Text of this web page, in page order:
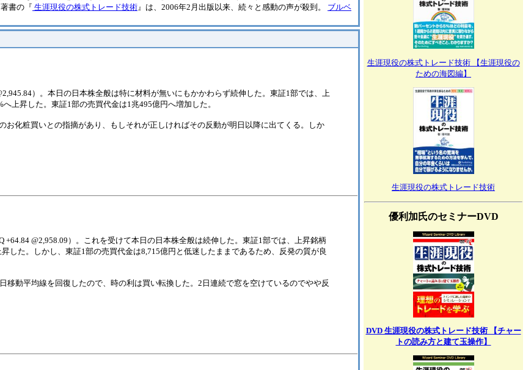
書の『 生涯現役の株式トレード技術 』は、2006年2月出版以来、続々と感動の声が殺到。 ブルベ
）。本日の日本株全般は特に材料が無いにもかかわらず続伸した。東証1部では、上
上昇した。東証1部の売買代金は1兆495億円へ増加した。
化粧買いとの指摘があり、もしそれが正しければその反動が明日以降に出てくる。しか
+64.84 @2,958.09）。これを受けて本日の日本株全般は続伸した。東証1部では、上昇銘柄
した。しかし、東証1部の売買代金は8,715億円と低迷したままであるため、反発の質が良
動平均線を回復したので、時の利は買い転換した。2日連続で窓を空けているのでやや反
生涯現役の株式トレード技術 【生涯現役の
ための海図編】
生涯現役の株式トレード技術
優利加氏のセミナーDVD
DVD 生涯現役の株式トレード技術 【チャー
トの読み方と建て玉操作】